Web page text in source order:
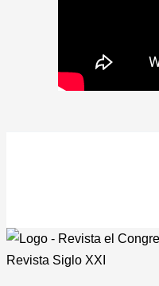
Revista Siglo XXI